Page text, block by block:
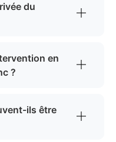
du
en
?
ils être